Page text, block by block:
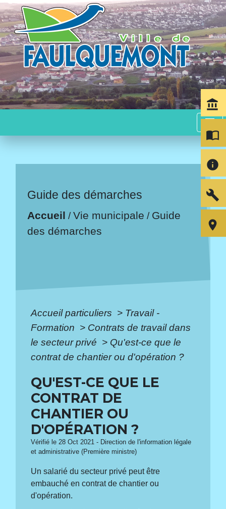
menu
Guide des démarches
Accueil /Vie municipale / Guide
des démarches
Accueil particuliers > Travail -
Formation > Contrats de travail dans
le secteur privé > Qu'est-ce que le
contrat de chantier ou d'opération ?
QU'EST-CE QUE LE
CONTRAT DE
CHANTIER OU
D'OPÉRATION ?
Vérifié le 28 Oct 2021 - Direction de l'information légale
et administrative (Première ministre)
Un salarié du secteur privé peut être
embauché en contrat de chantier ou
d'opération.
account_balance
import_contacts
info
build
room